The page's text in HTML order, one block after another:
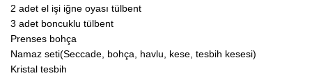
2 adet el işi iğne oyası tülbent
3 adet boncuklu tülbent
Prenses bohça
Namaz seti(Seccade, bohça, havlu, kese, tesbih kesesi)
Kristal tesbih